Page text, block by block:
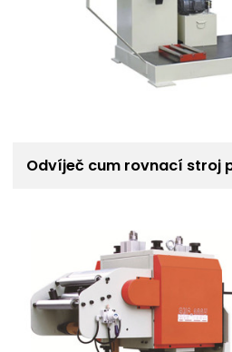
Odvíječ cum rovnací stroj